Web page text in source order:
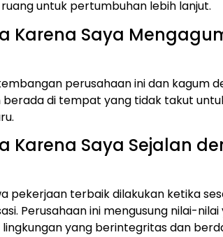
untuk pertumbuhan lebih lanjut.
Karena Saya
perusahaan ini dan kagum
berada di tempat yang tidak takut
Karena Saya Sejalan
pekerjaan terbaik dilakukan ketika
Perusahaan ini mengusung nilai-
lingkungan yang berintegritas dan